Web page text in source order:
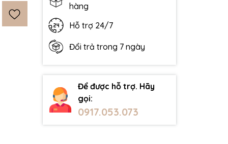
hàng
Hỗ trợ 24/7
Đổi trả trong 7 ngày
Để được hỗ trợ. Hãy
gọi:
0917.053.073